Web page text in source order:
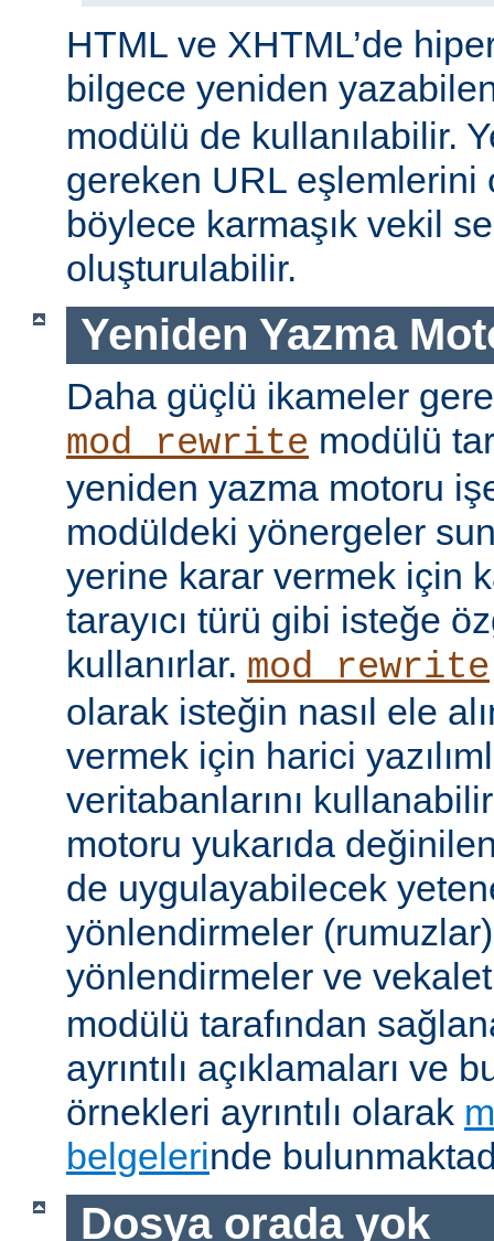
HTML ve XHTML’de
bilgece yeniden
modülü de kullanılabilir.
gereken URL eşlemlerini
böylece karmaşık vekil
oluşturulabilir.
Yeniden Yazma
Daha güçlü ikameler
mod_rewrite modülü
yeniden yazma motoru
modüldeki yönergeler
yerine karar vermek için
tarayıcı türü gibi isteğe
kullanırlar. mod_rewrite
olarak isteğin nasıl ele
vermek için harici
veritabanlarını
motoru yukarıda
de uygulayabilecek
yönlendirmeler
yönlendirmeler ve
modülü tarafından
ayrıntılı açıklamaları ve
örnekleri ayrıntılı olarak
belgelerinde
Dosya orada yok